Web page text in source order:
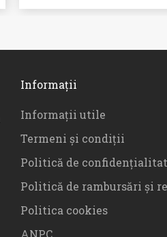
Informații
Informații utile
Termeni și condiții
Politică de
Politică de rambursări și
Politica cookies
ANPC